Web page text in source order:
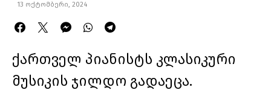
13 ოქტომბერი, 2024
ქართველ პიანისტს კლასიკური
მუსიკის ჯილდო გადაეცა.